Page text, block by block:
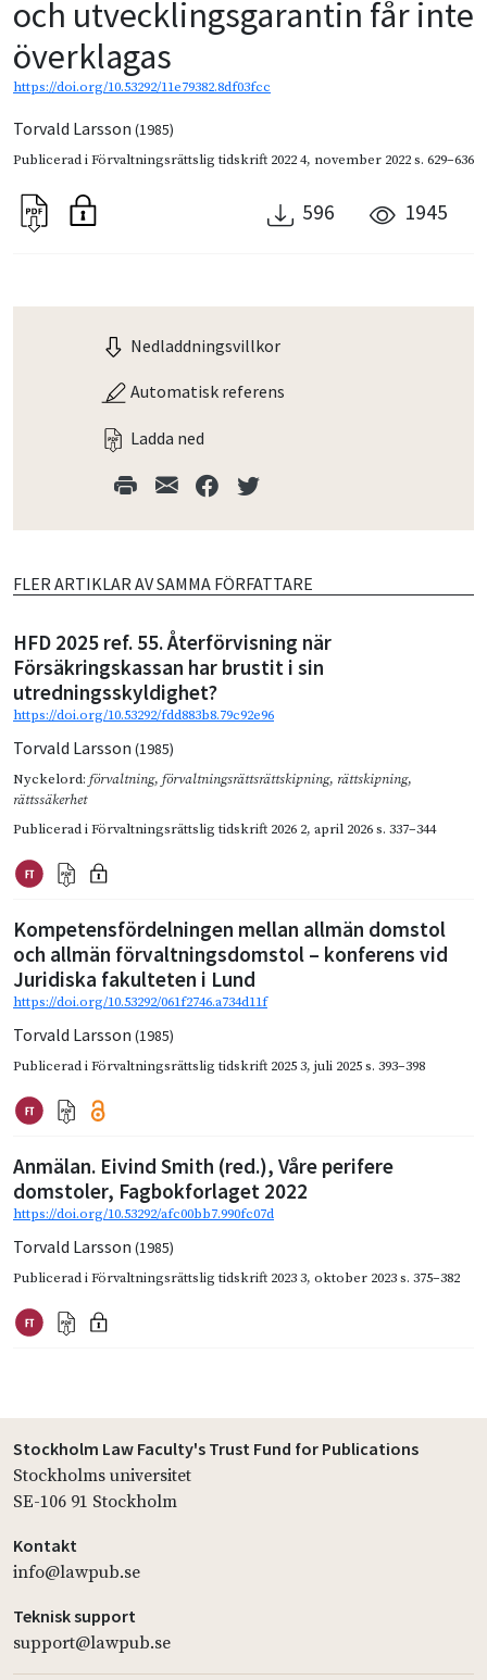
och utvecklingsgarantin får inte
överklagas
https://doi.org/10.53292/11e79382.8df03fcc
Torvald Larsson (1985)
Publicerad iFörvaltningsrättslig tidskrift 2022 4, november 2022s. 629–636
596 1945
Nedladdningsvillkor
Automatisk referens
Ladda ned
FLER ARTIKLAR AV SAMMA FÖRFATTARE
HFD 2025 ref. 55. Återförvisning när
Försäkringskassan har brustit i sin
utredningsskyldighet?
https://doi.org/10.53292/fdd883b8.79c92e96
Torvald Larsson (1985)
Nyckelord: förvaltning, förvaltningsrättsrättskipning, rättskipning,
rättssäkerhet
Publicerad iFörvaltningsrättslig tidskrift 2026 2, april 2026s. 337–344
Kompetensfördelningen mellan allmän domstol
och allmän förvaltningsdomstol – konferens vid
Juridiska fakulteten i Lund
https://doi.org/10.53292/061f2746.a734d11f
Torvald Larsson (1985)
Publicerad iFörvaltningsrättslig tidskrift 2025 3, juli 2025s. 393–398
Anmälan. Eivind Smith (red.), Våre perifere
domstoler, Fagbokforlaget 2022
https://doi.org/10.53292/afc00bb7.990fc07d
Torvald Larsson (1985)
Publicerad iFörvaltningsrättslig tidskrift 2023 3, oktober 2023s. 375–382
Stockholm Law Faculty's Trust Fund for Publications
Stockholms universitet
SE-106 91 Stockholm
Kontakt
info@lawpub.se
Teknisk support
support@lawpub.se